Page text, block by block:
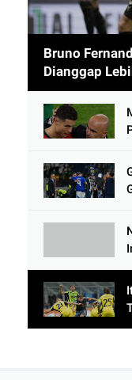
Bruno
Dianggap
Ronaldo usai